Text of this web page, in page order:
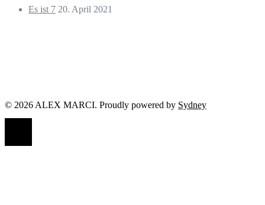
Es ist 7 20. April 2021
© 2026 ALEX MARCI. Proudly powered by Sydney